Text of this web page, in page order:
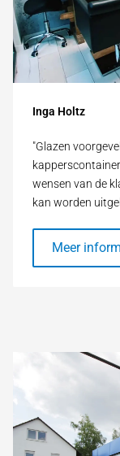
Inga Holtz
"Glazen
wensen van de
kan worden
Meer